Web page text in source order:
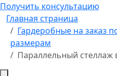
Получить консультацию
Главная страница
Гардеробные на заказ
размерам
Параллельный стеллаж